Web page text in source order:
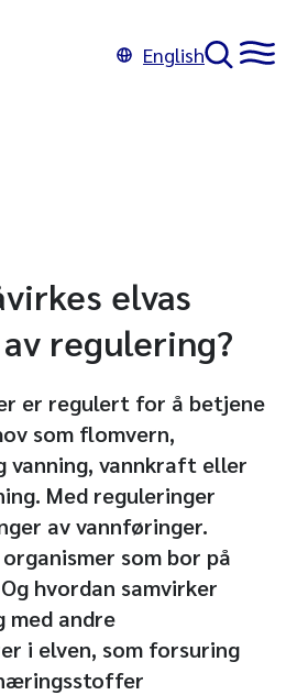
English
elvas
regulering?
er regulert for å betjene
som flomvern,
vanning, vannkraft eller
Med reguleringer
av vannføringer.
som bor på
hvordan samvirker
med andre
i elven, som forsuring